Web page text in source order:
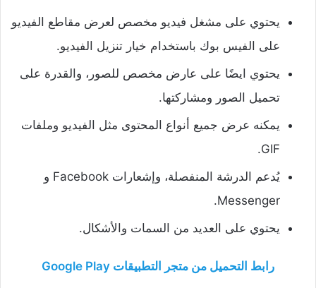
يحتوي على مشغل فيديو مخصص لعرض مقاطع الفيديو
على الفيس بوك باستخدام خيار تنزيل الفيديو.
يحتوي ايضًا على عارض مخصص للصور، والقدرة على
تحميل الصور ومشاركتها.
يمكنه عرض جميع أنواع المحتوى مثل الفيديو وملفات
GIF.
يُدعم الدرشة المنفصلة، وإشعارات Facebook و
Messenger.
يحتوي على العديد من السمات والأشكال.
رابط التحميل من متجر التطبيقات Google Play